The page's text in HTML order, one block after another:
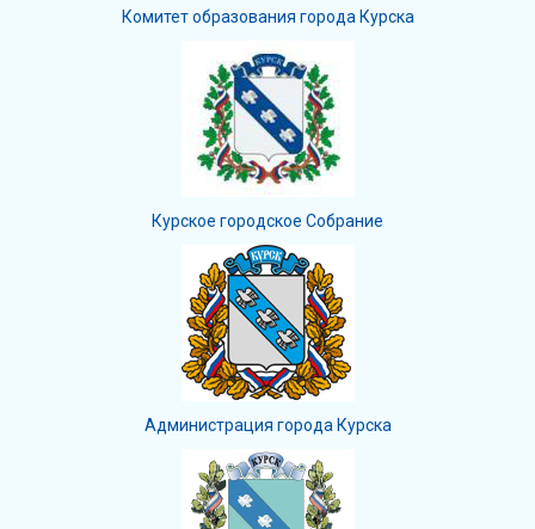
Комитет образования города Курска
Курское городское Собрание
Администрация города Курска